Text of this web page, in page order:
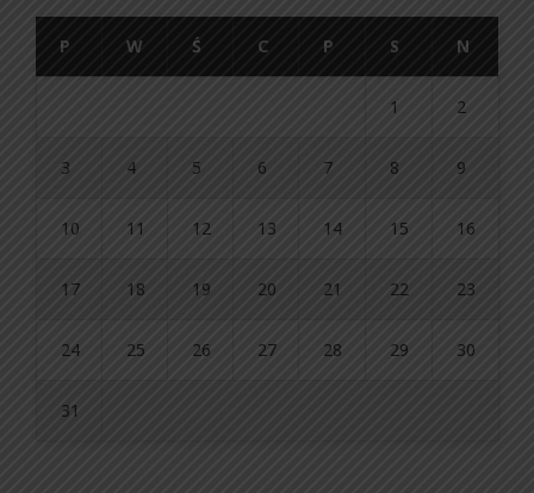
P W Ś C P S N
1 2
3 4 5 6 7 8 9
10 11 12 13 14 15 16
17 18 19 20 21 22 23
24 25 26 27 28 29 30
31